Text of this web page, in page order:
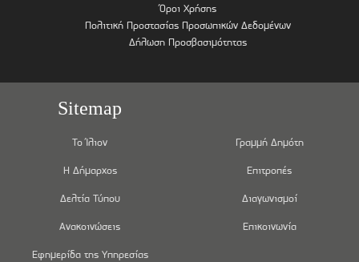
Όροι Χρήσης
Πολιτική Προστασίας Προσωπικών Δεδομένων
Δήλωση Προσβασιμότητας
Sitemap
Το Ίλιον
Η Δήμαρχος
Δελτία Τύπου
Ανακοινώσεις
Εφημερίδα της Υπηρεσίας
Γραμμή Δημότη
Επιτροπές
Διαγωνισμοί
Επικοινωνία